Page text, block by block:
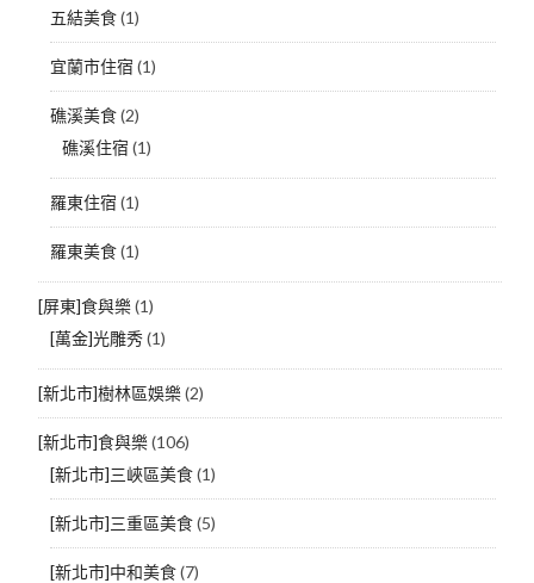
五結美食(1)
宜蘭市住宿 (1)
礁溪美食(2)
礁溪住宿 (1)
羅東住宿 (1)
羅東美食(1)
[屏東]食與樂(1)
[萬金]光雕秀(1)
[新北市]樹林區娛樂(2)
[新北市]食與樂(106)
[新北市]三峽區美食(1)
[新北市]三重區美食(5)
[新北市]中和美食(7)